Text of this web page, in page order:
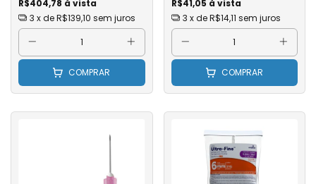
R$404,78 à vista
3 x deR$139,10 sem juros
COMPRAR
R$41,05 à vista
3 x deR$14,11 sem juros
COMPRAR